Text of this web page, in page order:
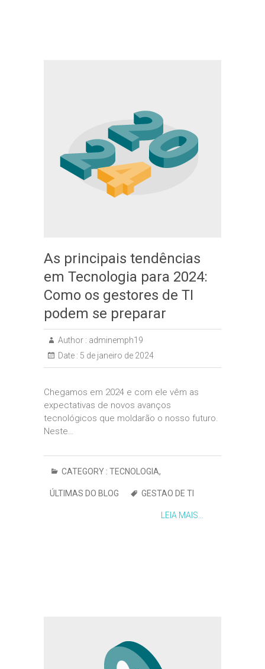
As principais tendências
em Tecnologia para 2024:
Como os gestores de TI
podem se preparar
Author : adminemph19
Date : 5 de janeiro de 2024
Chegamos em 2024 e com ele vêm as
expectativas de novos avanços
tecnológicos que moldarão o nosso futuro.
Neste…
CATEGORY : TECNOLOGIA,
ÚLTIMAS DO BLOG GESTAO DE TI
LEIA MAIS...